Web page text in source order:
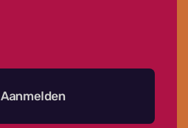
Aanmelden